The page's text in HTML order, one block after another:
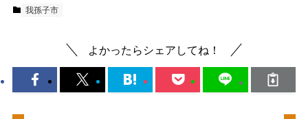
我孫子市
よかったらシェアしてね！